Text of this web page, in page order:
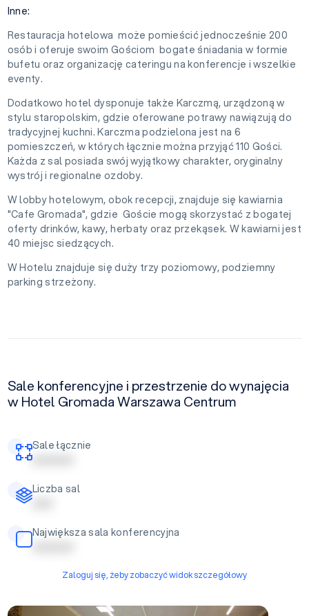
Inne:
Restauracja hotelowa może pomieścić jednocześnie 200
osób i oferuje swoim Gościom bogate śniadania w formie
bufetu oraz organizację cateringu na konferencje i wszelkie
eventy.
Dodatkowo hotel dysponuje także Karczmą, urządzoną w
stylu staropolskim, gdzie oferowane potrawy nawiązują do
tradycyjnej kuchni. Karczma podzielona jest na 6
pomieszczeń, w których łącznie można przyjąć 110 Gości.
Każda z sal posiada swój wyjątkowy charakter, oryginalny
wystrój i regionalne ozdoby.
W lobby hotelowym, obok recepcji, znajduje się kawiarnia
"Cafe Gromada", gdzie Goście mogą skorzystać z bogatej
oferty drinków, kawy, herbaty oraz przekąsek. W kawiarni jest
40 miejsc siedzących.
W Hotelu znajduje się duży trzy poziomowy, podziemny
parking strzeżony.
Sale konferencyjne i przestrzenie do wynajęcia
w Hotel Gromada Warszawa Centrum
Sale łącznie
| | | | | | | | | |
Liczba sal
| | | | |
Największa sala konferencyjna
| | | | | | | | | |
Zaloguj się, żeby zobaczyć widok szczegółowy